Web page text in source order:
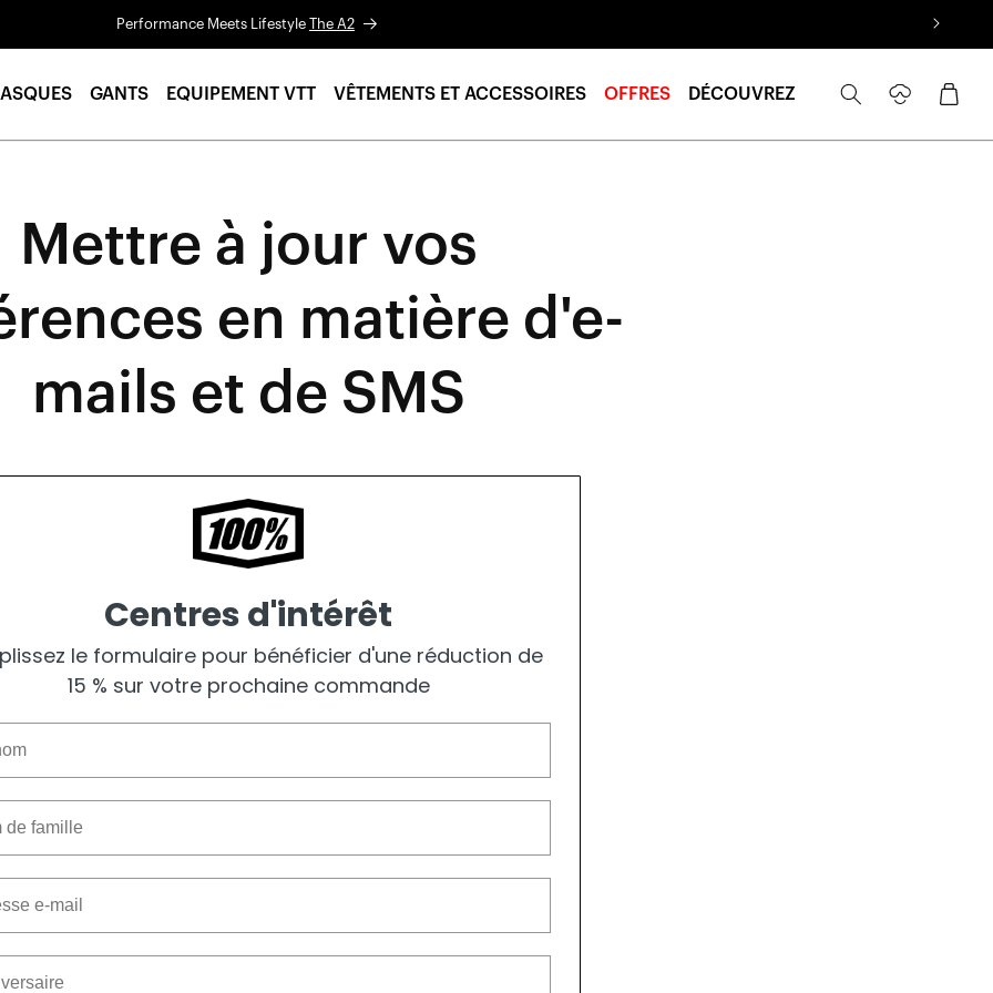
Performance Meets Lifestyle The A2
GANTS EQUIPEMENT VTT VÊTEMENTS ET ACCESSOIRES OFFRES DÉCOUVREZ
connecter
Panier
Mettre à jour vos
en matière d'e-
mails et de SMS
Centres d'intérêt
le formulaire pour bénéficier d'une réduction de
15 % sur votre prochaine commande